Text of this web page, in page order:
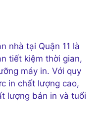
nhà tại Quận 11 là
tiết kiệm thời gian,
máy in. Với quy
in chất lượng cao,
lượng bản in và tuổi